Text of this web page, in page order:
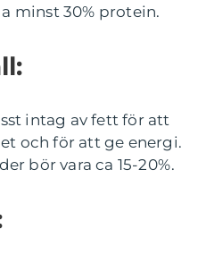
minst 30% protein.
intag av fett för att
och för att ge energi.
bör vara ca 15-20%.